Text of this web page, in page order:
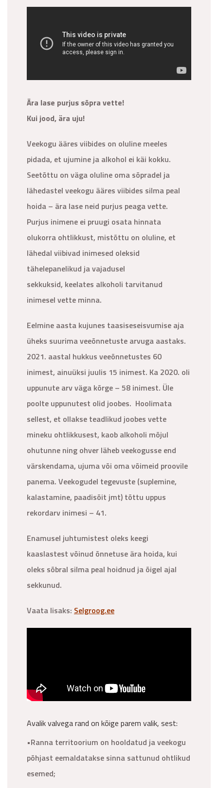
Ära lase purjus sõpra vette!
Kui jood, ära uju!
Veekogu ääres viibides on oluline meeles
pidada, et ujumine ja alkohol ei käi kokku.
Seetõttu on väga oluline oma sõpradel ja
lähedastel veekogu ääres viibides silma peal
hoida – ära lase neid purjus peaga vette.
Purjus inimene ei pruugi osata hinnata
olukorra ohtlikkust, mistõttu on oluline, et
lähedal viibivad inimesed oleksid
tähelepanelikud ja vajadusel
sekkuksid, keelates alkoholi tarvitanud
inimesel vette minna.
Eelmine aasta kujunes taasiseseisvumise aja
üheks suurima veeõnnetuste arvuga aastaks.
2021. aastal hukkus veeõnnetustes 60
inimest, ainuüksi juulis 15 inimest. Ka 2020. oli
uppunute arv väga kõrge – 58 inimest. Üle
poolte uppunutest olid joobes. Hoolimata
sellest, et ollakse teadlikud joobes vette
mineku ohtlikkusest, kaob alkoholi mõjul
ohutunne ning ohver läheb veekogusse end
värskendama, ujuma või oma võimeid proovile
panema. Veekogudel tegevuste (suplemine,
kalastamine, paadisõit jmt) tõttu uppus
rekordarv inimesi – 41.
Enamusel juhtumistest oleks keegi
kaaslastest võinud õnnetuse ära hoida, kui
oleks sõbral silma peal hoidnud ja õigel ajal
sekkunud.
Vaata lisaks: Selgroog.ee
Avalik valvega rand on kõige parem valik, sest:
•Ranna territoorium on hooldatud ja veekogu
põhjast eemaldatakse sinna sattunud ohtlikud
esemed;